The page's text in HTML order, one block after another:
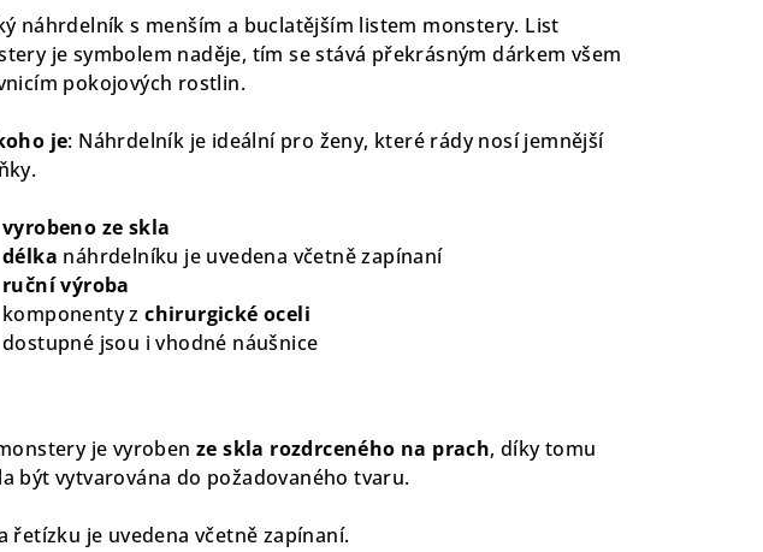
náhrdelník s menším a buclatějším listem monstery. List
je symbolem naděje, tím se stává překrásným dárkem všem
pokojových rostlin.
je: Náhrdelník je ideální pro ženy, které rády nosí jemnější
vyrobeno ze skla
délka náhrdelníku je uvedena včetně zapínaní
ruční výroba
komponenty zchirurgické oceli
dostupné jsou i vhodné náušnice
je vyroben ze skla rozdrceného na prach, díky tomu
být vytvarována do požadovaného tvaru.
řetízku je uvedena včetně zapínaní.